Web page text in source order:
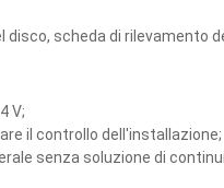
scheda di rilevamento
V;
il controllo dell'installazione;
senza soluzione di